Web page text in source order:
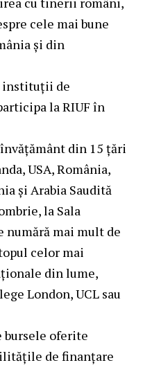
cele mai bune
și din
instituții de
la RIUF în
din 15 țări
USA, România,
şi Arabia Saudită
la Sala
numără mai mult de
celor mai
din lume,
London, UCL sau
bursele oferite
de finanțare